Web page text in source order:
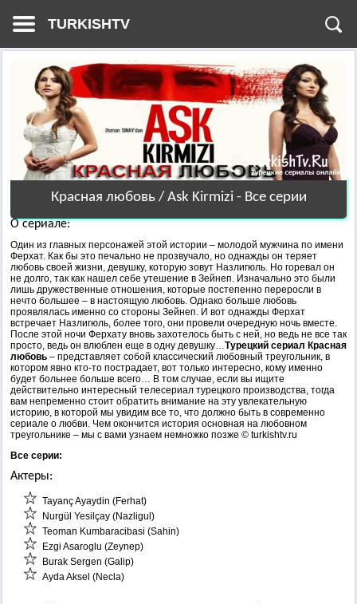
TURKISHTV
Красная любовь / Ask Kirmizi - Все серии
О сериале:
Один из главных персонажей этой истории – молодой мужчина по имени
Ферхат. Как бы это печально не прозвучало, но однажды он теряет
любовь своей жизни, девушку, которую зовут Назлигюль. Но горевал он
не долго, так как нашел себе утешение в Зейнеп. Изначально это были
лишь дружественные отношения, которые постепенно переросли в
нечто большее – в настоящую любовь. Однако больше любовь
проявлялась именно со стороны Зейнеп. И вот однажды Ферхат
встречает Назлигюль, более того, они провели очередную ночь вместе.
После этой ночи Ферхату вновь захотелось быть с ней, но ведь не все так
просто, ведь он влюблен еще в одну девушку…Турецкий сериал Красная
любовь – представляет собой классический любовный треугольник, в
котором явно кто-то пострадает, вот только интересно, кому именно
будет больнее больше всего… В том случае, если вы ищите
действительно интересный телесериал турецкого производства, тогда
вам непременно стоит обратить внимание на эту увлекательную
историю, в которой мы увидим все то, что должно быть в современно
сериале о любви. Чем окончится история основная на любовном
треугольнике – мы с вами узнаем немножко позже © turkishtv.ru
Все серии:
Актеры:
Tayanç Ayaydin (Ferhat)
Nurgül Yesilçay (Nazligul)
Teoman Kumbaracibasi (Sahin)
Ezgi Asaroglu (Zeynep)
Burak Sergen (Galip)
Ayda Aksel (Necla)